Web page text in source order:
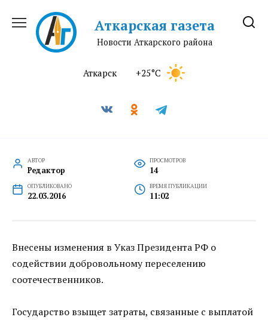
содержанию
Аткарская газета
Новости Аткарского района
Аткарск +25°C
АВТОР
Редактор
ПРОСМОТРОВ
14
ОПУБЛИКОВАНО
22.03.2016
ВРЕМЯ ПУБЛИКАЦИИ
11:02
Внесены изменения в Указ Президента РФ о
содействии добровольному переселению
соотечественников.
Государство взыщет затраты, связанные с выплатой